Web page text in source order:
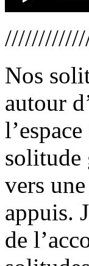
Nos
autour
solitude
vers
appuis.
de